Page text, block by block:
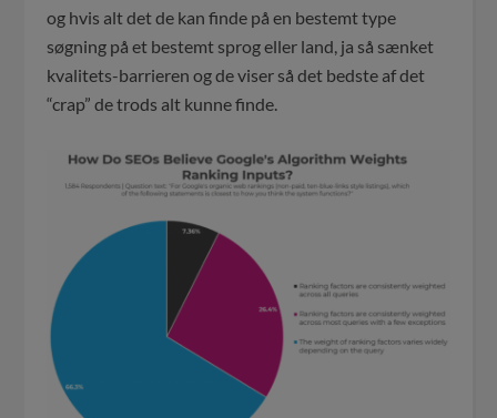
og hvis alt det de kan finde på en bestemt type
søgning på et bestemt sprog eller land, ja så sænket
kvalitets-barrieren og de viser så det bedste af det
“crap” de trods alt kunne finde.